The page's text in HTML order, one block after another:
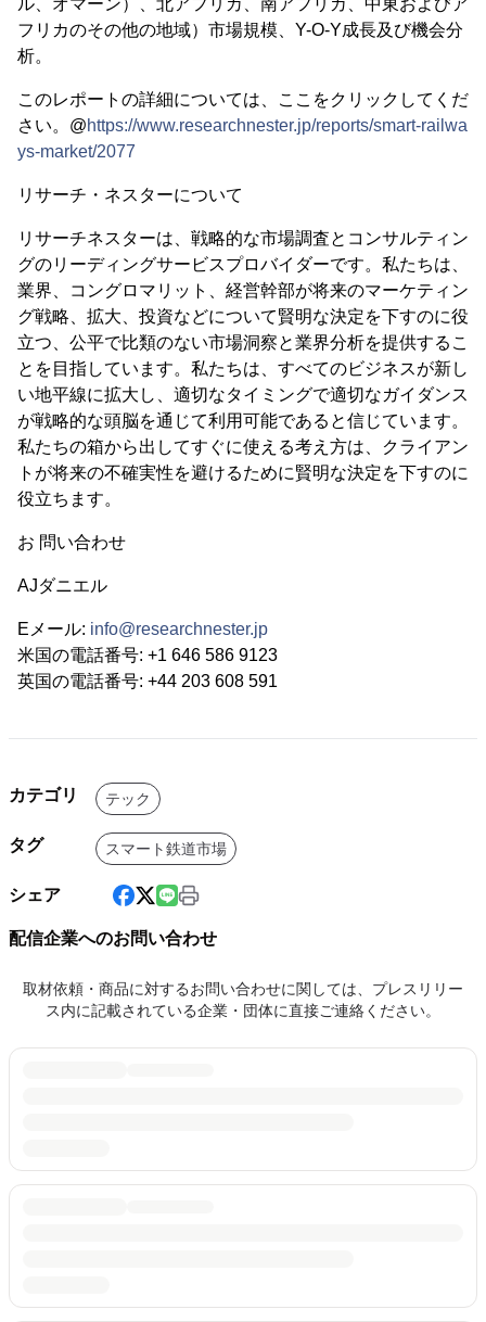
ル、オマーン）、北アフリカ、南アフリカ、中東およびア
フリカのその他の地域）市場規模、Y-O-Y成長及び機会分
析。
このレポートの詳細については、ここをクリックしてくだ
さい。@https://www.researchnester.jp/reports/smart-railwa
ys-market/2077
リサーチ・ネスターについて
リサーチネスターは、戦略的な市場調査とコンサルティン
グのリーディングサービスプロバイダーです。私たちは、
業界、コングロマリット、経営幹部が将来のマーケティン
グ戦略、拡大、投資などについて賢明な決定を下すのに役
立つ、公平で比類のない市場洞察と業界分析を提供するこ
とを目指しています。私たちは、すべてのビジネスが新し
い地平線に拡大し、適切なタイミングで適切なガイダンス
が戦略的な頭脳を通じて利用可能であると信じています。
私たちの箱から出してすぐに使える考え方は、クライアン
トが将来の不確実性を避けるために賢明な決定を下すのに
役立ちます。
お 問い合わせ
AJダニエル
Eメール: info@researchnester.jp
米国の電話番号: +1 646 586 9123
英国の電話番号: +44 203 608 591
カテゴリ テック
タグ スマート鉄道市場
シェア
配信企業へのお問い合わせ
取材依頼・商品に対するお問い合わせに関しては、プレスリリー
ス内に記載されている企業・団体に直接ご連絡ください。